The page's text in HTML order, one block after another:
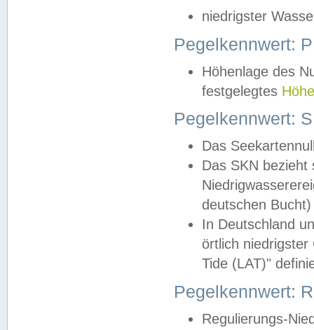
niedrigster
Pegelkennwert:
Höhenlage des
festgelegtes
Pegelkennwert:
Das
Das SKN
deutschen
In Deutschland
örtlich
Tide (LAT)"
Pegelkennwert:
Regulierungs-